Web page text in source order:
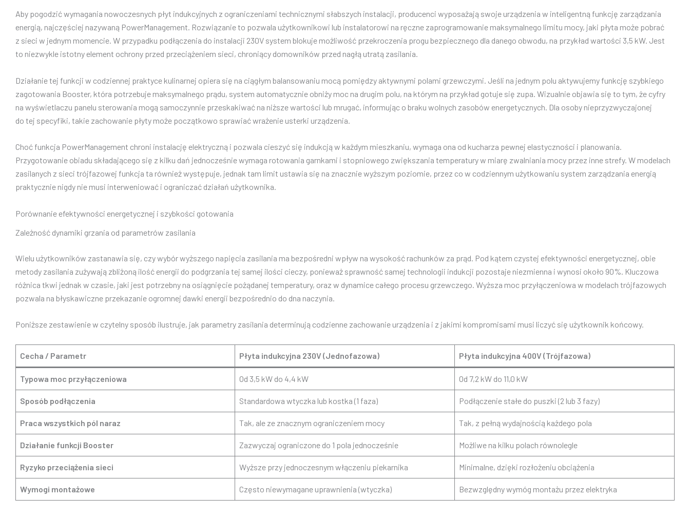
Aby pogodzić wymagania nowoczesnych płyt indukcyjnych z ograniczeniami technicznymi słabszych instalacji, producenci wyposażają swoje urządzenia w inteligentną funkcję zarządzania
energią, najczęściej nazywaną PowerManagement. Rozwiązanie to pozwala użytkownikowi lub instalatorowi na ręczne zaprogramowanie maksymalnego limitu mocy, jaki płyta może pobrać
z sieci w jednym momencie. W przypadku podłączenia do instalacji 230V system blokuje możliwość przekroczenia progu bezpiecznego dla danego obwodu, na przykład wartości 3,5 kW. Jest
to niezwykle istotny element ochrony przed przeciążeniem sieci, chroniący domowników przed nagłą utratą zasilania.
Działanie tej funkcji w codziennej praktyce kulinarnej opiera się na ciągłym balansowaniu mocą pomiędzy aktywnymi polami grzewczymi. Jeśli na jednym polu aktywujemy funkcję szybkiego
zagotowania Booster, która potrzebuje maksymalnego prądu, system automatycznie obniży moc na drugim polu, na którym na przykład gotuje się zupa. Wizualnie objawia się to tym, że cyfry
na wyświetlaczu panelu sterowania mogą samoczynnie przeskakiwać na niższe wartości lub mrugać, informując o braku wolnych zasobów energetycznych. Dla osoby nieprzyzwyczajonej
do tej specyfiki, takie zachowanie płyty może początkowo sprawiać wrażenie usterki urządzenia.
Choć funkcja PowerManagement chroni instalację elektryczną i pozwala cieszyć się indukcją w każdym mieszkaniu, wymaga ona od kucharza pewnej elastyczności i planowania.
Przygotowanie obiadu składającego się z kilku dań jednocześnie wymaga rotowania garnkami i stopniowego zwiększania temperatury w miarę zwalniania mocy przez inne strefy. W modelach
zasilanych z sieci trójfazowej funkcja ta również występuje, jednak tam limit ustawia się na znacznie wyższym poziomie, przez co w codziennym użytkowaniu system zarządzania energią
praktycznie nigdy nie musi interweniować i ograniczać działań użytkownika.
Porównanie efektywności energetycznej i szybkości gotowania
Zależność dynamiki grzania od parametrów zasilania
Wielu użytkowników zastanawia się, czy wybór wyższego napięcia zasilania ma bezpośredni wpływ na wysokość rachunków za prąd. Pod kątem czystej efektywności energetycznej, obie
metody zasilania zużywają zbliżoną ilość energii do podgrzania tej samej ilości cieczy, ponieważ sprawność samej technologii indukcji pozostaje niezmienna i wynosi około 90%. Kluczowa
różnica tkwi jednak w czasie, jaki jest potrzebny na osiągnięcie pożądanej temperatury, oraz w dynamice całego procesu grzewczego. Wyższa moc przyłączeniowa w modelach trójfazowych
pozwala na błyskawiczne przekazanie ogromnej dawki energii bezpośrednio do dna naczynia.
Poniższe zestawienie w czytelny sposób ilustruje, jak parametry zasilania determinują codzienne zachowanie urządzenia i z jakimi kompromisami musi liczyć się użytkownik końcowy.
Cecha / Parametr Płyta indukcyjna 230V (Jednofazowa) Płyta indukcyjna 400V (Trójfazowa)
Typowa moc przyłączeniowa Od 3,5 kW do 4,4 kW Od 7,2 kW do 11,0 kW
Sposób podłączenia Standardowa wtyczka lub kostka (1 faza) Podłączenie stałe do puszki (2 lub 3 fazy)
Praca wszystkich pól naraz Tak, ale ze znacznym ograniczeniem mocy Tak, z pełną wydajnością każdego pola
Działanie funkcji Booster Zazwyczaj ograniczone do 1 pola jednocześnie Możliwe na kilku polach równolegle
Ryzyko przeciążenia sieci Wyższe przy jednoczesnym włączeniu piekarnika Minimalne, dzięki rozłożeniu obciążenia
Wymogi montażowe Często niewymagane uprawnienia (wtyczka) Bezwzględny wymóg montażu przez elektryka